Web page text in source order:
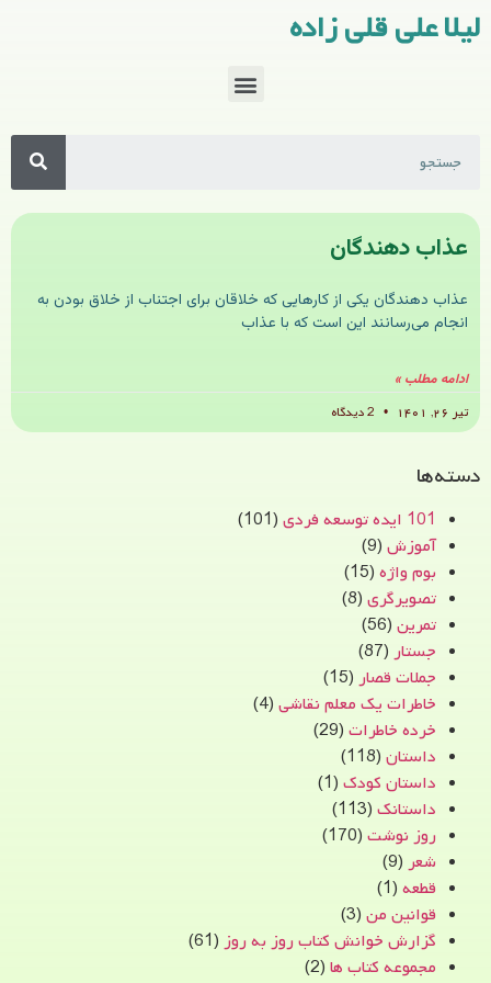
لیلا علی قلی زاده
عذاب دهندگان
عذاب دهندگان یکی از کارهایی که خلاقان برای اجتناب از خلاق بودن به
انجام می‌رسانند این است که با عذاب
ادامه مطلب »
تیر ۲۶, ۱۴۰۱
دسته‌ها
101 ایده توسعه فردی
(101)
آموزش (9)
بوم واژه (15)
تصویرگری (8)
تمرین (56)
جستار (87)
جملات قصار (15)
خاطرات یک معلم نقاشی (4)
خرده خاطرات (29)
داستان (118)
داستان کودک (1)
داستانک (113)
روز نوشت (170)
شعر (9)
قطعه (1)
قوانین من (3)
گزارش خوانش کتاب روز به روز (61)
مجموعه کتاب ها (2)